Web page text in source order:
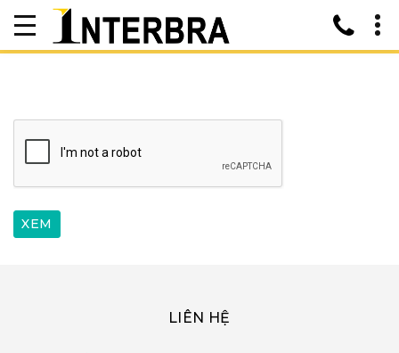
LIÊN HỆ